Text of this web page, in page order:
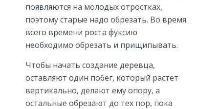
появляются на молодых отростках,
поэтому старые надо обрезать. Во время
всего времени роста фуксию
необходимо обрезать и прищипывать.
Чтобы начать создание деревца,
оставляют один побег, который растет
вертикально, делают ему опору, а
остальные обрезают до тех пор, пока